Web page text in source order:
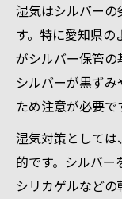
貴金属
シルバ
プロも
長期間
ト
高評価
賢い保管方
湿気はシルバー
す。特に愛知県
がシルバー保管
シルバーが黒ず
ため注意が必要で
湿気対策として
的です。シルバー
シリカゲルなど